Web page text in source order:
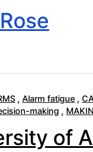
, Alarm fatigue ,
making ,
of